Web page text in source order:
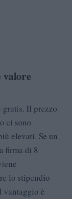
valore
gratis. Il prezzo
ci sono
elevati. Se un
firma di 8
lo stipendio
vantaggio è